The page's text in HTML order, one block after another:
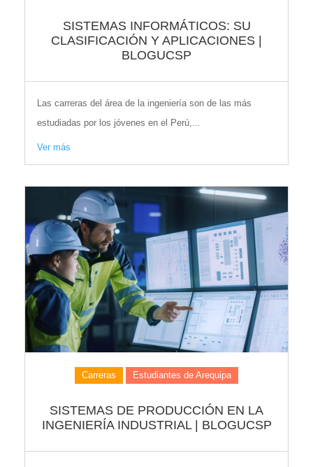
SISTEMAS INFORMÁTICOS: SU
CLASIFICACIÓN Y APLICACIONES |
BLOGUCSP
Las carreras del área de la ingeniería son de las más
estudiadas por los jóvenes en el Perú,...
Ver más
Carreras Estudiantes de Arequipa
SISTEMAS DE PRODUCCIÓN EN LA
INGENIERÍA INDUSTRIAL | BLOGUCSP